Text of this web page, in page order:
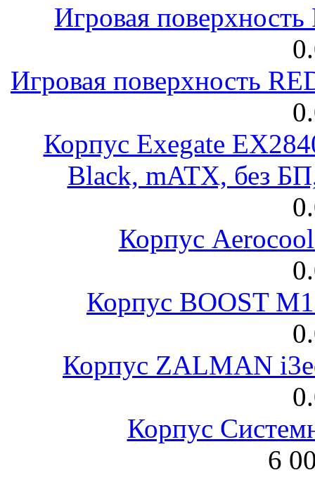
Игровая
Игровая поверхность
Корпус Exegate
Black, mATX, без
Корпус
Корпус BOOST
Корпус ZALMAN
Корпус
6